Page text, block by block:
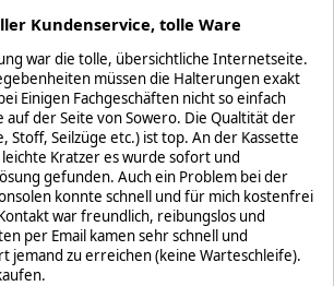
Kundenservice, tolle Ware
war die tolle, übersichtliche Internetseite.
müssen die Halterungen exakt
Einigen Fachgeschäften nicht so einfach
auf der Seite von Sowero. Die Qualtität der
Stoff, Seilzüge etc.) ist top. An der Kassette
Kratzer es wurde sofort und
gefunden. Auch ein Problem bei der
konnte schnell und für mich kostenfrei
war freundlich, reibungslos und
per Email kamen sehr schnell und
jemand zu erreichen (keine Warteschleife).